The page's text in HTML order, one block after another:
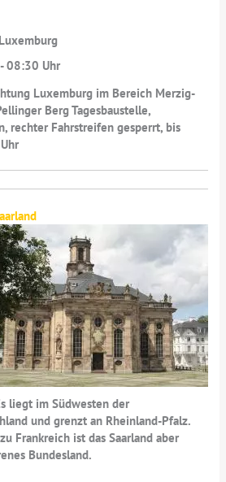
08:30 Uhr
Luxemburg im Bereich Merzig-
Berg Tagesbaustelle,
rechter Fahrstreifen gesperrt, bis
liegt im Südwesten der
und grenzt an Rheinland-Pfalz.
Frankreich ist das Saarland aber
Bundesland.